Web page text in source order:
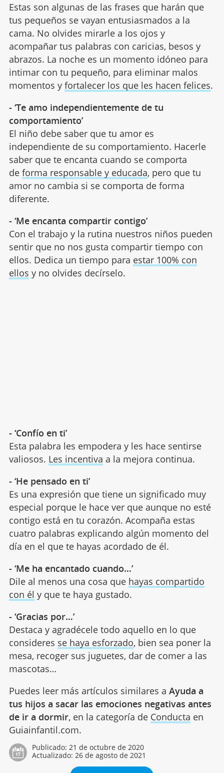
Estas son algunas de las frases que harán que
tus pequeños se vayan entusiasmados a la
cama. No olvides mirarle a los ojos y
acompañar tus palabras con caricias, besos y
abrazos. La noche es un momento idóneo para
intimar con tu pequeño, para eliminar malos
momentos y fortalecer los que les hacen felices.
- ‘Te amo independientemente de tu
comportamiento’
El niño debe saber que tu amor es
independiente de su comportamiento. Hacerle
saber que te encanta cuando se comporta
de forma responsable y educada, pero que tu
amor no cambia si se comporta de forma
diferente.
- ‘Me encanta compartir contigo’
Con el trabajo y la rutina nuestros niños pueden
sentir que no nos gusta compartir tiempo con
ellos. Dedica un tiempo para estar 100% con
ellos y no olvides decírselo.
- ‘Confío en ti’
Esta palabra les empodera y les hace sentirse
valiosos. Les incentiva a la mejora continua.
- ‘He pensado en ti’
Es una expresión que tiene un significado muy
especial porque le hace ver que aunque no esté
contigo está en tu corazón. Acompaña estas
cuatro palabras explicando algún momento del
día en el que te hayas acordado de él.
- ‘Me ha encantado cuando…’
Dile al menos una cosa que hayas compartido
con él y que te haya gustado.
- ‘Gracias por…’
Destaca y agradécele todo aquello en lo que
consideres se haya esforzado, bien sea poner la
mesa, recoger sus juguetes, dar de comer a las
mascotas…
Puedes leer más artículos similares a Ayuda a
tus hijos a sacar las emociones negativas antes
de ir a dormir, en la categoría de Conducta en
Guiainfantil.com.
Publicado: 21 de octubre de 2020
Actualizado: 26 de agosto de 2021